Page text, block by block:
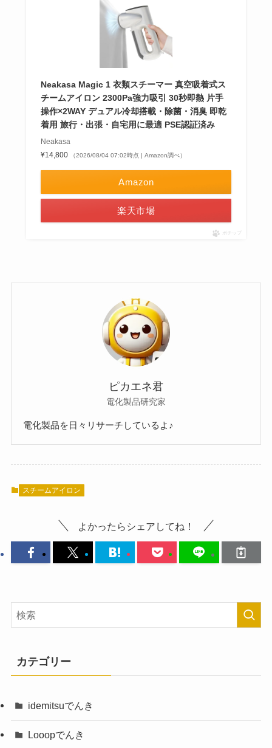
Neakasa Magic 1 衣類スチーマー 真空吸着式ス
チームアイロン 2300Pa強力吸引 30秒即熱 片手
操作×2WAY デュアル冷却搭載・除菌・消臭 即乾
着用 旅行・出張・自宅用に最適 PSE認証済み
Neakasa
¥14,800
（2026/08/04 07:02時点 | Amazon調べ）
Amazon
楽天市場
ポチップ
ピカエネ君
電化製品研究家
電化製品を日々リサーチしているよ♪
スチームアイロン
よかったらシェアしてね！
カテゴリー
idemitsuでんき
Looopでんき